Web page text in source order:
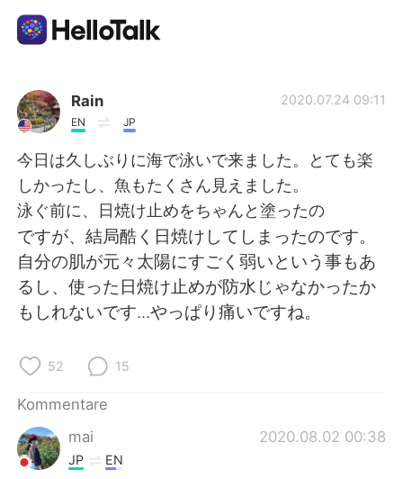
Sprachaustausch-App
AI Grammar Checker
Deutsch
English 简体中文
繁體中文 Español
العربية
日本語
Русский
Rain
EN JP
2020.07.24 09:11
今日は久しぶりに海で泳いで来ました。とても楽
しかったし、魚もたくさん見えました。
泳ぐ前に、日焼け止めをちゃんと塗ったの
ですが、結局酷く日焼けしてしまったのです。
自分の肌が元々太陽にすごく弱いという事もあ
るし、使った日焼け止めが防水じゃなかったか
もしれないです...やっぱり痛いですね。
52 15
Kommentare
mai
2020.08.02 00:38
JP EN